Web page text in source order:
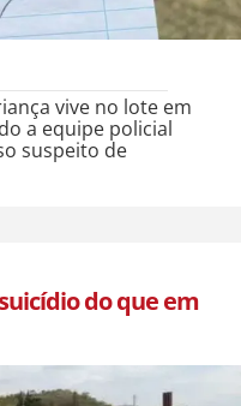
vive no lote em
a equipe policial
suspeito de
do que em